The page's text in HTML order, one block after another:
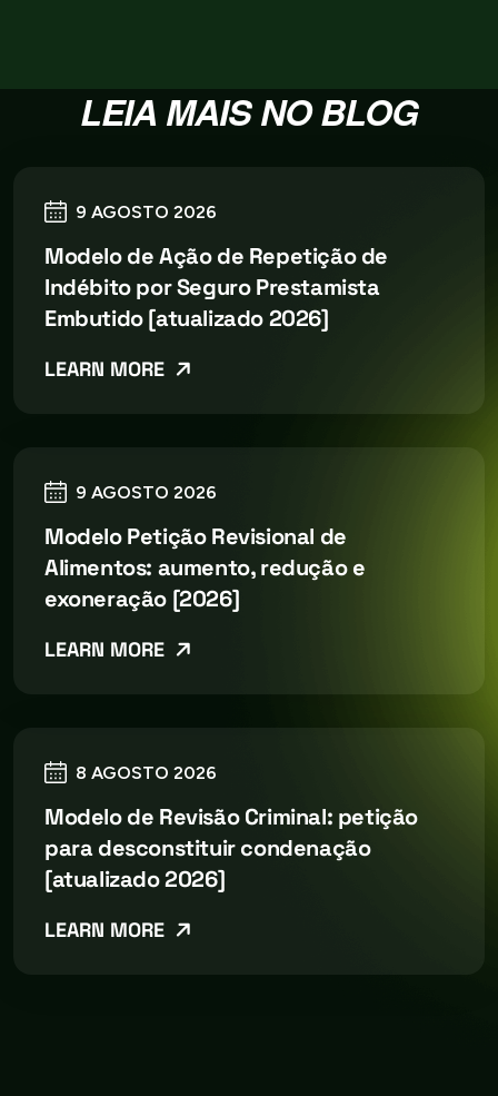
LEIA MAIS NO BLOG
9 AGOSTO 2026
Modelo de Ação de Repetição de
Indébito por Seguro Prestamista
Embutido [atualizado 2026]
LEARN MORE
9 AGOSTO 2026
Modelo Petição Revisional de
Alimentos: aumento, redução e
exoneração [2026]
LEARN MORE
8 AGOSTO 2026
Modelo de Revisão Criminal: petição
para desconstituir condenação
[atualizado 2026]
LEARN MORE